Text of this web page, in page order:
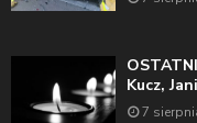
Kucz,
7